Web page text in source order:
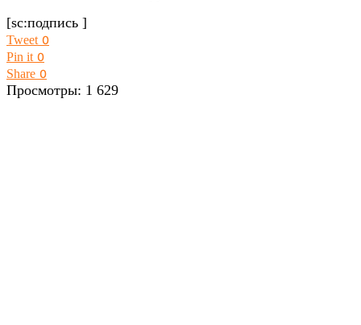
[sc:подпись ]
Tweet 0
Pin it 0
Share 0
Просмотры: 1 629